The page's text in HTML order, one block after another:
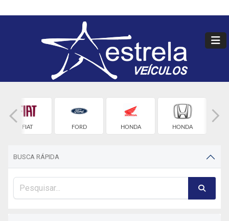
FIAT FORD HONDA HONDA
BUSCA RÁPIDA